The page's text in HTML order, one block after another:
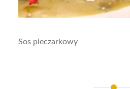
Sos pieczarkowy